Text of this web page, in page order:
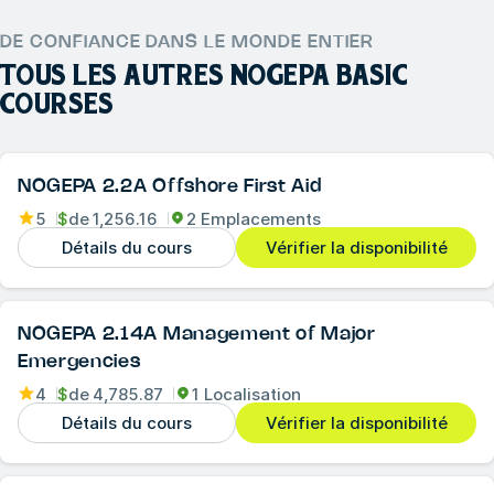
DE CONFIANCE DANS LE MONDE ENTIER
TOUS LES AUTRES NOGEPA BASIC
COURSES
NOGEPA 2.2A Offshore First Aid
5 $de1,256.16
2 Emplacements
Détails du cours
Vérifier la disponibilité
NOGEPA 2.14A Management of Major
Emergencies
4 $de 4,785.87
1 Localisation
Détails du cours
Vérifier la disponibilité